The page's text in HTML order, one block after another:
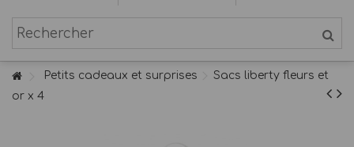
Petits cadeaux et surprises
Sacs liberty fleurs et
or x 4